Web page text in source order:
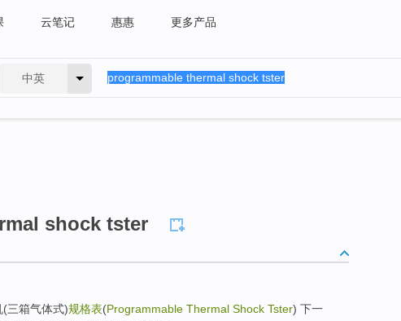
云笔记 惠惠 更多产品
中英
shock tster
(三箱气体式)规格表(Programmable Thermal Shock Tster) 下一